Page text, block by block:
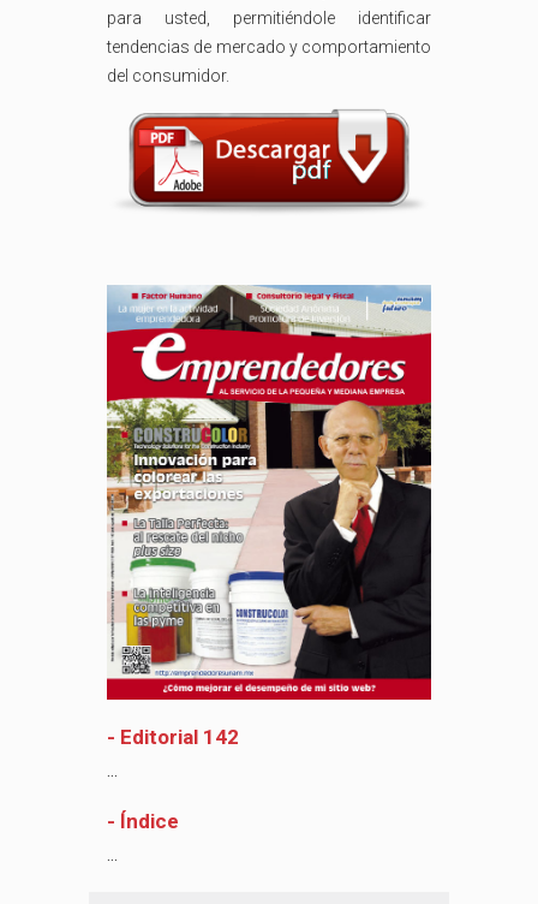
para usted, permitiéndole identificar
tendencias de mercado y comportamiento
del consumidor.
- Editorial 142
...
- Índice
...